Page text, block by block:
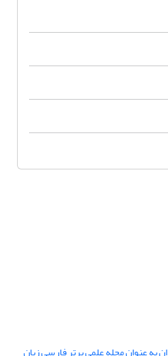
به عنوان مجله علمی برتر فارسی زبان